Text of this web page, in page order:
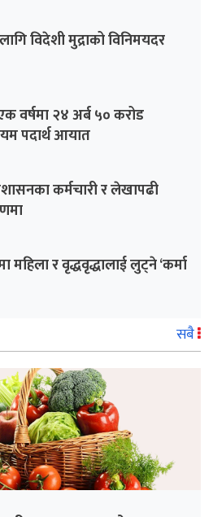
विदेशी मुद्राको विनिमयदर
वर्षमा २४ अर्ब ५० करोड
पदार्थ आयात
कर्मचारी र लेखापढी
महिला र वृद्धवृद्धालाई लुट्ने ‘कर्मा
सबै